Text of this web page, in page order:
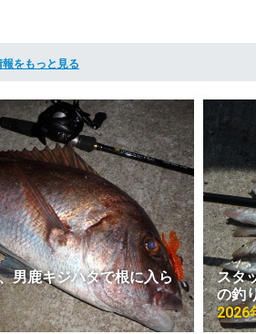
報をもっと見る
男鹿キジハタで根に入ら
スタ
の釣
2026